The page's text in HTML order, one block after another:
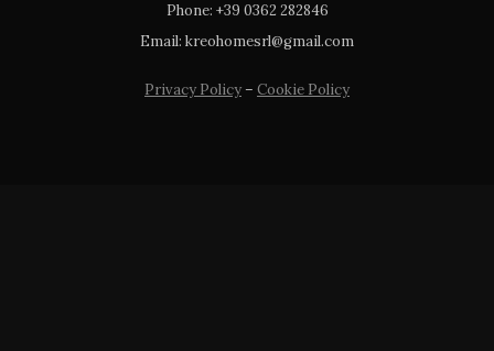
Phone: +39 0362 282846
Email: kreohomesrl@gmail.com
Privacy Policy– Cookie Policy